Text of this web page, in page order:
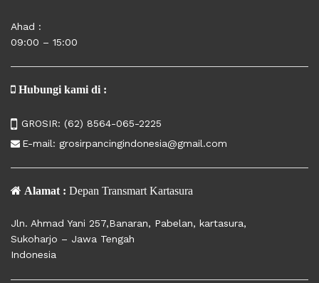
Ahad :
09:00 – 15:00
Hubungi kami di :
GROSIR: (62) 8564-065-2225
E-mail: grosirpancingindonesia@gmail.com
Alamat : Depan Transmart Kartasura
Jln. Ahmad Yani 257,Banaran, Pabelan, kartasura,
Sukoharjo – Jawa Tengah
Indonesia